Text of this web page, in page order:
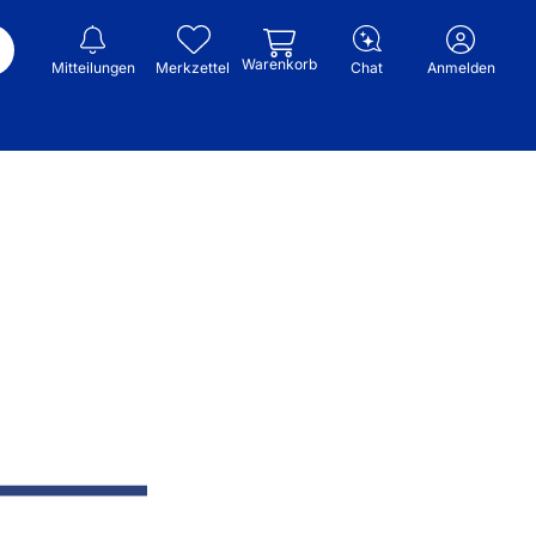
Mitteilungen Merkzettel Warenkorb Chat Anmelden